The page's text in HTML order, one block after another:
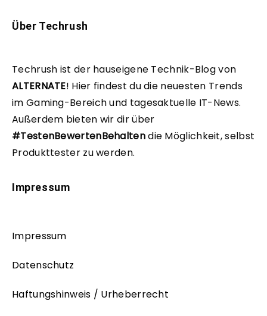
Über Techrush
Techrush ist der hauseigene Technik-Blog von
ALTERNATE! Hier findest du die neuesten Trends
im Gaming-Bereich und tagesaktuelle IT-News.
Außerdem bieten wir dir über
#TestenBewertenBehaltendie Möglichkeit, selbst
Produkttester zu werden.
Impressum
Impressum
Datenschutz
Haftungshinweis / Urheberrecht